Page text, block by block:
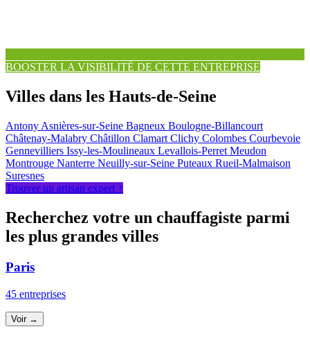
BOOSTER LA VISIBILITÉ DE CETTE ENTREPRISE
Villes dans les Hauts-de-Seine
Antony Asnières-sur-Seine Bagneux Boulogne-Billancourt
Châtenay-Malabry Châtillon Clamart Clichy Colombes Courbevoie
Gennevilliers Issy-les-Moulineaux Levallois-Perret Meudon
Montrouge Nanterre Neuilly-sur-Seine Puteaux Rueil-Malmaison
Suresnes
Trouver un artisan expert ↑
Recherchez votre un chauffagiste parmi
les plus grandes villes
Paris
45 entreprises
Voir →